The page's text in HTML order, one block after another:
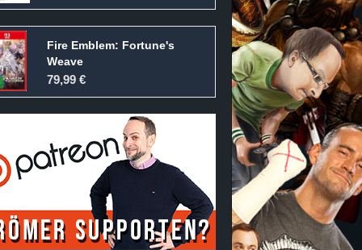
Fire Emblem: Fortune's
Weave
79,99 €